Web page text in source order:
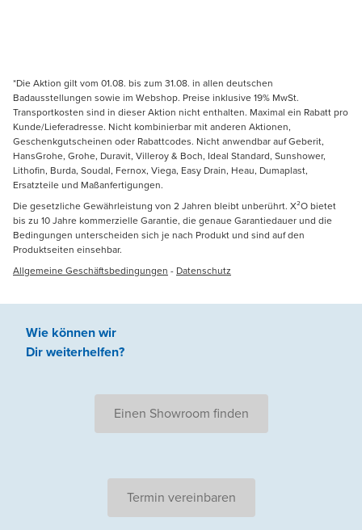
*Die Aktion gilt vom 01.08. bis zum 31.08. in allen deutschen
Badausstellungen sowie im Webshop. Preise inklusive 19% MwSt.
Transportkosten sind in dieser Aktion nicht enthalten. Maximal ein Rabatt pro
Kunde/Lieferadresse. Nicht kombinierbar mit anderen Aktionen,
Geschenkgutscheinen oder Rabattcodes. Nicht anwendbar auf Geberit,
HansGrohe, Grohe, Duravit, Villeroy & Boch, Ideal Standard, Sunshower,
Lithofin, Burda, Soudal, Fernox, Viega, Easy Drain, Heau, Dumaplast,
Ersatzteile und Maßanfertigungen.
Die gesetzliche Gewährleistung von 2 Jahren bleibt unberührt. X²O bietet
bis zu 10 Jahre kommerzielle Garantie, die genaue Garantiedauer und die
Bedingungen unterscheiden sich je nach Produkt und sind auf den
Produktseiten einsehbar.
Allgemeine Geschäftsbedingungen - Datenschutz
Wie können wir
Dir weiterhelfen?
Einen Showroom finden
Termin vereinbaren